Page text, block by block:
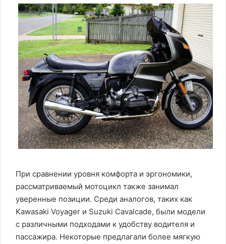
При сравнении уровня комфорта и эргономики,
рассматриваемый мотоцикл также занимал
уверенные позиции. Среди аналогов, таких как
Kawasaki Voyager и Suzuki Cavalcade, были модели
с различными подходами к удобству водителя и
пассажира. Некоторые предлагали более мягкую